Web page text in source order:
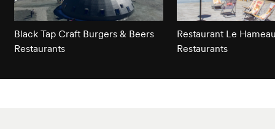
Black Tap Craft Burgers & Beers
Restaurants
Restaurant Le
Restaurants